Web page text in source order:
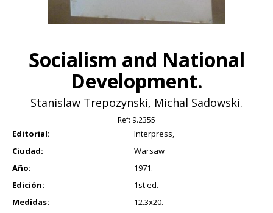
Socialism and National
Development.
Stanislaw Trepozynski, Michal Sadowski.
Ref: 9.2355
Editorial:
Interpress,
Ciudad:
Warsaw
Año:
1971.
Edición:
1st ed.
Medidas:
12.3x20.